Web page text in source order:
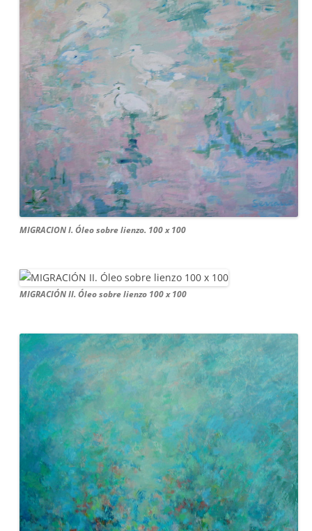
MIGRACION I. Óleo sobre lienzo. 100 x 100
MIGRACIÓN II. Óleo sobre lienzo 100 x 100